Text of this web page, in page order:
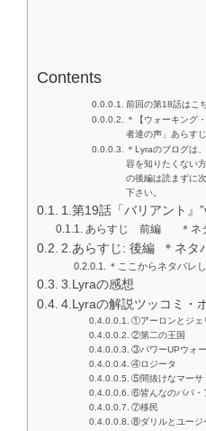
Contents
前回の第18話はこ
＊【ウォーキング
者達の声」あらす
＊Lyraのブログは
容を知りたくない
の後編は読まずに
下さい。
1.第19話「バリアント』
あらすじ 前編 ＊ネ
2.あらすじ: 後編 ＊ネタ
＊ここからネタバレ
3.Lyraの感想
4.Lyraの解説ツッコミ・
①アーロンとジェ
②第二の王国
③パワーUPウォ
④ロジータ
⑤間抜けなマーサ
⑥皆んなのパパ・
⑦移民
⑧ダリルとユージ